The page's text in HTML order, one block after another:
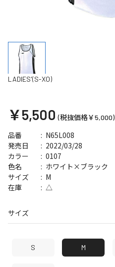
LADIES'(S-XO)
￥5,500 (税抜価格￥5,000)
品番 N65L008
発売日 2022/03/28
サイズ M
カラー 0107
在庫 △
色名 ホワイト×ブラック
サイズ
S M